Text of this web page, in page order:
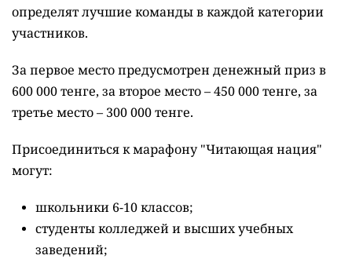
определят лучшие команды в каждой категории
участников.
За первое место предусмотрен денежный приз в
600 000 тенге, за второе место – 450 000 тенге, за
третье место – 300 000 тенге.
Присоединиться к марафону "Читающая нация"
могут:
школьники 6-10 классов;
студенты колледжей и высших учебных
заведений;